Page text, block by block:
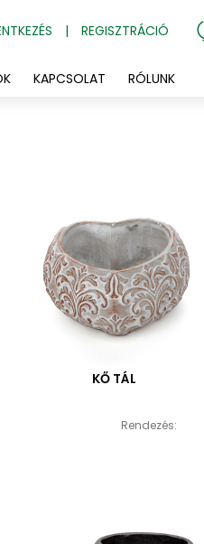
| REGISZTRÁCIÓ
KAPCSOLAT RÓLUNK
KŐ TÁL
Rendezés: